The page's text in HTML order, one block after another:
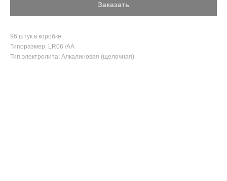
Заказать
96 штук в коробке.
Типоразмер: LR06 /AA
Тип электролита: Алкалиновая (щелочная)